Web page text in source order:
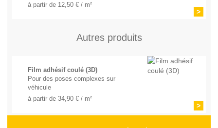
à partir de 12,50 € / m²
>
Autres produits
Film adhésif coulé (3D)
Pour des poses complexes sur
véhicule
à partir de 34,90 € / m²
>